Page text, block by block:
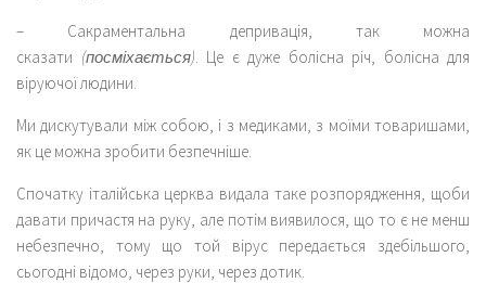
– Сакраментальна депривація, так можна
сказати (посміхається). Це є дуже болісна річ, болісна для
віруючої людини.
Ми дискутували між собою, і з медиками, з моїми товаришами,
як це можна зробити безпечніше.
Спочатку італійська церква видала таке розпорядження, щоби
давати причастя на руку, але потім виявилося, що то є не менш
небезпечно, тому що той вірус передається здебільшого,
сьогодні відомо, через руки, через дотик.